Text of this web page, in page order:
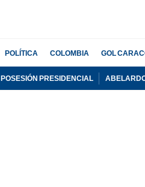
POLÍTICA COLOMBIA GOL
POSESIÓN PRESIDENCIAL